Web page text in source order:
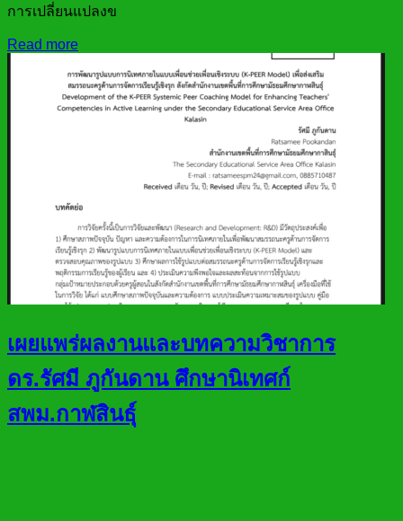
การเปลี่ยนแปลงข
Read more
เผยแพร่ผลงานและบทความวิชาการ
ดร.รัศมี ภูกันดาน ศึกษานิเทศก์
สพม.กาฬสินธุ์